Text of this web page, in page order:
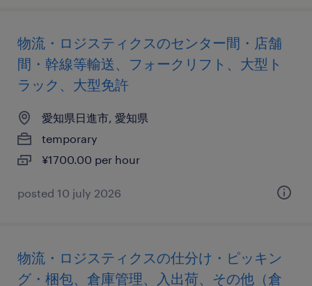
物流・ロジスティクスのセンター間・店舗
間・幹線等輸送、フォークリフト、大型ト
ラック、大型免許
愛知県日進市, 愛知県
temporary
¥1700.00 per hour
posted 10 july 2026
物流・ロジスティクスの仕分け・ピッキン
グ・梱包、倉庫管理、入出荷、その他（倉